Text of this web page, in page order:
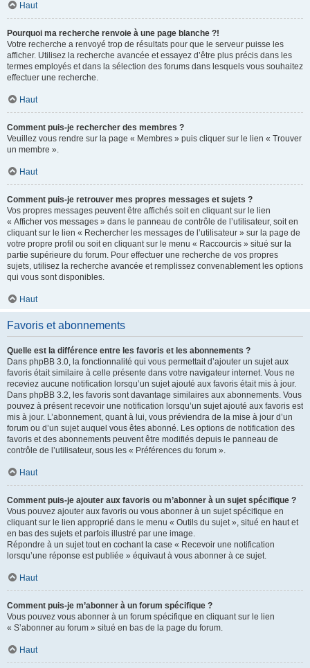
Haut
Pourquoi ma recherche renvoie à une page blanche ?!
Votre recherche a renvoyé trop de résultats pour que le serveur puisse les
afficher. Utilisez la recherche avancée et essayez d’être plus précis dans les
termes employés et dans la sélection des forums dans lesquels vous souhaitez
effectuer une recherche.
Haut
Comment puis-je rechercher des membres ?
Veuillez vous rendre sur la page « Membres » puis cliquer sur le lien « Trouver
un membre ».
Haut
Comment puis-je retrouver mes propres messages et sujets ?
Vos propres messages peuvent être affichés soit en cliquant sur le lien
« Afficher vos messages » dans le panneau de contrôle de l’utilisateur, soit en
cliquant sur le lien « Rechercher les messages de l’utilisateur » sur la page de
votre propre profil ou soit en cliquant sur le menu « Raccourcis » situé sur la
partie supérieure du forum. Pour effectuer une recherche de vos propres
sujets, utilisez la recherche avancée et remplissez convenablement les options
qui vous sont disponibles.
Haut
Favoris et abonnements
Quelle est la différence entre les favoris et les abonnements ?
Dans phpBB 3.0, la fonctionnalité qui vous permettait d’ajouter un sujet aux
favoris était similaire à celle présente dans votre navigateur internet. Vous ne
receviez aucune notification lorsqu’un sujet ajouté aux favoris était mis à jour.
Dans phpBB 3.2, les favoris sont davantage similaires aux abonnements. Vous
pouvez à présent recevoir une notification lorsqu’un sujet ajouté aux favoris est
mis à jour. L’abonnement, quant à lui, vous préviendra de la mise à jour d’un
forum ou d’un sujet auquel vous êtes abonné. Les options de notification des
favoris et des abonnements peuvent être modifiés depuis le panneau de
contrôle de l’utilisateur, sous les « Préférences du forum ».
Haut
Comment puis-je ajouter aux favoris ou m’abonner à un sujet spécifique ?
Vous pouvez ajouter aux favoris ou vous abonner à un sujet spécifique en
cliquant sur le lien approprié dans le menu « Outils du sujet », situé en haut et
en bas des sujets et parfois illustré par une image.
Répondre à un sujet tout en cochant la case « Recevoir une notification
lorsqu’une réponse est publiée » équivaut à vous abonner à ce sujet.
Haut
Comment puis-je m’abonner à un forum spécifique ?
Vous pouvez vous abonner à un forum spécifique en cliquant sur le lien
« S’abonner au forum » situé en bas de la page du forum.
Haut